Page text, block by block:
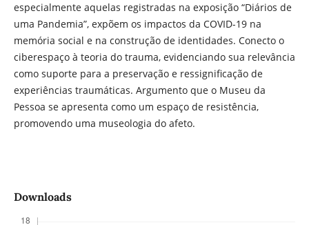
especialmente aquelas registradas na exposição “Diários de
uma Pandemia”, expõem os impactos da COVID-19 na
memória social e na construção de identidades. Conecto o
ciberespaço à teoria do trauma, evidenciando sua relevância
como suporte para a preservação e ressignificação de
experiências traumáticas. Argumento que o Museu da
Pessoa se apresenta como um espaço de resistência,
promovendo uma museologia do afeto.
Downloads